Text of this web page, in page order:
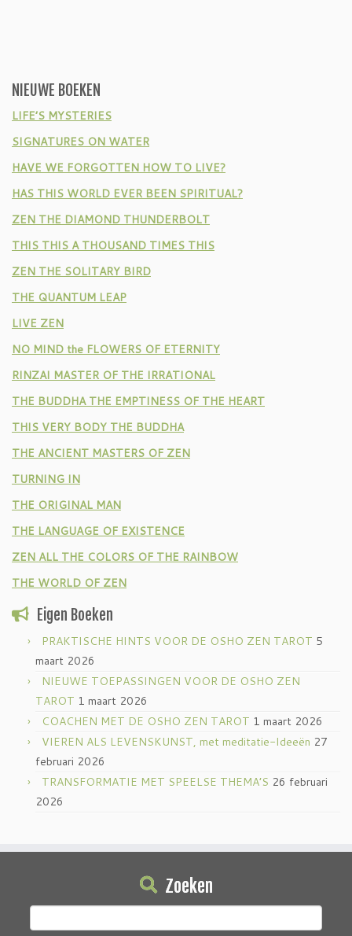
NIEUWE BOEKEN
LIFE’S MYSTERIES
SIGNATURES ON WATER
HAVE WE FORGOTTEN HOW TO LIVE?
HAS THIS WORLD EVER BEEN SPIRITUAL?
ZEN THE DIAMOND THUNDERBOLT
THIS THIS A THOUSAND TIMES THIS
ZEN THE SOLITARY BIRD
THE QUANTUM LEAP
LIVE ZEN
NO MIND the FLOWERS OF ETERNITY
RINZAI MASTER OF THE IRRATIONAL
THE BUDDHA THE EMPTINESS OF THE HEART
THIS VERY BODY THE BUDDHA
THE ANCIENT MASTERS OF ZEN
TURNING IN
THE ORIGINAL MAN
THE LANGUAGE OF EXISTENCE
ZEN ALL THE COLORS OF THE RAINBOW
THE WORLD OF ZEN
Eigen Boeken
PRAKTISCHE HINTS VOOR DE OSHO ZEN TAROT 5
maart 2026
NIEUWE TOEPASSINGEN VOOR DE OSHO ZEN
TAROT 1 maart 2026
COACHEN MET DE OSHO ZEN TAROT 1 maart 2026
VIEREN ALS LEVENSKUNST, met meditatie-Ideeën 27
februari 2026
TRANSFORMATIE MET SPEELSE THEMA’S 26 februari
2026
Zoeken